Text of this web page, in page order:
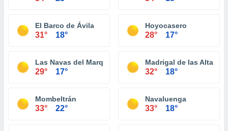
El Barco de Ávila
31° 18°
Hoyocasero
28° 17°
Las Navas del Marqués
29° 17°
Madrigal de las Altas
32° 18°
Mombeltrán
33° 22°
Navaluenga
33° 18°